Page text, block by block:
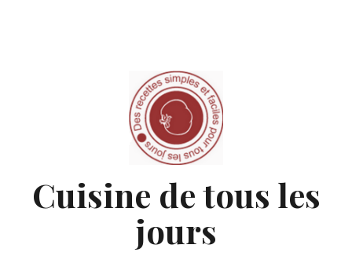
Cuisine de tous les
jours